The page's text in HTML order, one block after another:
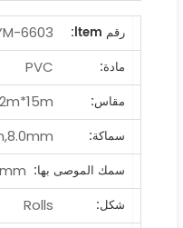
رقم ltem:
6603
مادة:
PVC
مقاس:
2m*15m
سماكة:
سمك الموصى بها:
شكل:
Rolls